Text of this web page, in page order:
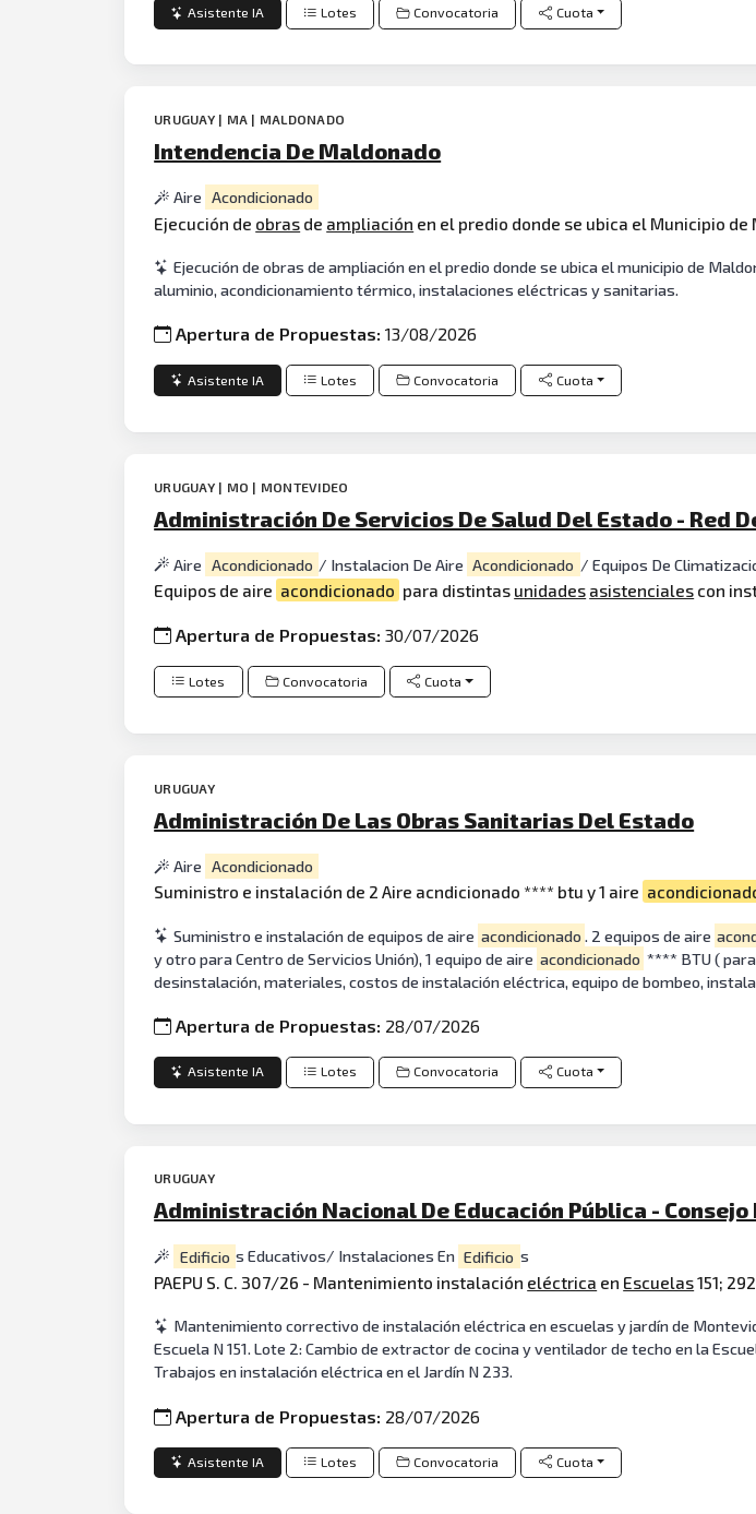
Asistente IA Lotes Convocatoria Cuota
URUGUAY | MA | MALDONADO
Intendencia De Maldonado
Aire Acondicionado
Ejecución de obras de ampliación en el predio donde se ubica el Municipio de
Ejecución de obras de ampliación en el predio donde se ubica el municipio de
aluminio, acondicionamiento térmico, instalaciones eléctricas y sanitarias.
Apertura de Propuestas:13/08/2026
Asistente IA Lotes Convocatoria Cuota
URUGUAY | MO | MONTEVIDEO
Administración De Servicios De Salud Del Estado - Red
Aire Acondicionado / Instalacion De Aire Acondicionado / Equipos De
Equipos de aire acondicionado para distintas unidades asistenciales con
Apertura de Propuestas:30/07/2026
Lotes Convocatoria Cuota
URUGUAY
Administración De Las Obras Sanitarias Del Estado
Aire Acondicionado
Suministro e instalación de 2 Aire acndicionado **** btu y 1 aire
Suministro e instalación de equipos de aire acondicionado . 2 equipos de aire
y otro para Centro de Servicios Unión), 1 equipo de aire acondicionado **** BTU (
desinstalación, materiales, costos de instalación eléctrica, equipo de bombeo,
Apertura de Propuestas: 28/07/2026
Asistente IA Lotes Convocatoria Cuota
URUGUAY
Administración Nacional De Educación Pública -
Edificio s Educativos/ Instalaciones En Edificio s
PAEPU S. C. 307/26 - Mantenimiento instalación eléctrica en Escuelas151;
Mantenimiento correctivo de instalación eléctrica en escuelas y jardín de
Escuela N 151. Lote 2: Cambio de extractor de cocina y ventilador de techo en la
Trabajos en instalación eléctrica en el Jardín N 233.
Apertura de Propuestas: 28/07/2026
Asistente IA Lotes Convocatoria Cuota